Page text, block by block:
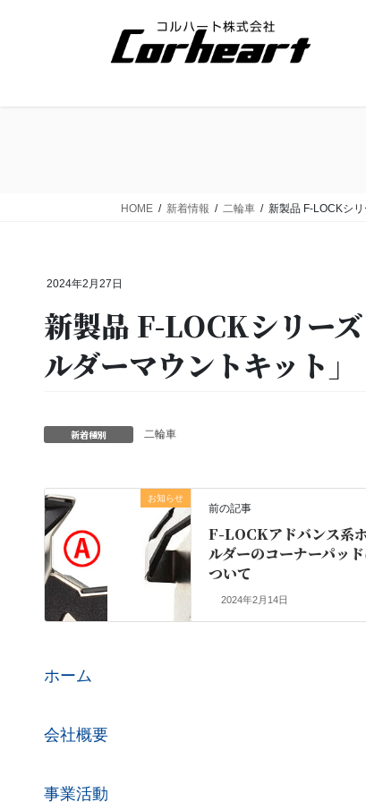
HOME 新着情報 二輪車 新製品 F-LOCKシ
2024年2月27日
新製品 F-LOCKシリー
ルダーマウントキット」
新着種別 二輪車
お知らせ
前の記事
F-LOCKアドバンス系
ルダーのコーナーパッ
ついて
2024年2月14日
ホーム
会社概要
事業活動